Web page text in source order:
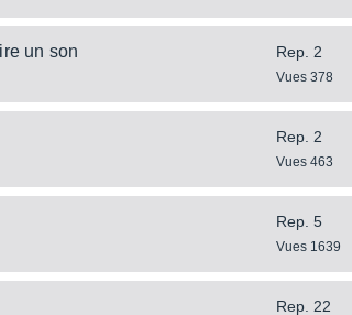
un son
Rep. 2
Vues 378
Rep. 2
Vues 463
Rep. 5
Vues 1639
Rep. 22